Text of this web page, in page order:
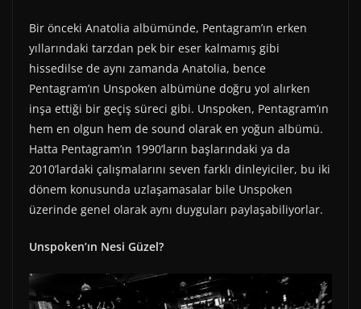
Bir önceki Anatolia albümünde, Pentagram’ın erken
yıllarındaki tarzdan pek bir eser kalmamış gibi
hissedilse de aynı zamanda Anatolia, bence
Pentagram’ın Unspoken albümüne doğru yol alırken
inşa ettiği bir geçiş süreci gibi. Unspoken, Pentagram’ın
hem en olgun hem de sound olarak en yoğun albümü.
Hatta Pentagram’ın 1990’ların başlarındaki ya da
2010’lardaki çalışmalarını seven farklı dinleyiciler, bu iki
dönem konusunda uzlaşamasalar bile Unspoken
üzerinde genel olarak aynı duyguları paylaşabiliyorlar.
Unspoken’ın Nesi Güzel?